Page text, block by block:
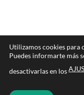
Copyright 2026 ©
Utilizamos cookies para
Puedes informarte más
desactivarlas en los